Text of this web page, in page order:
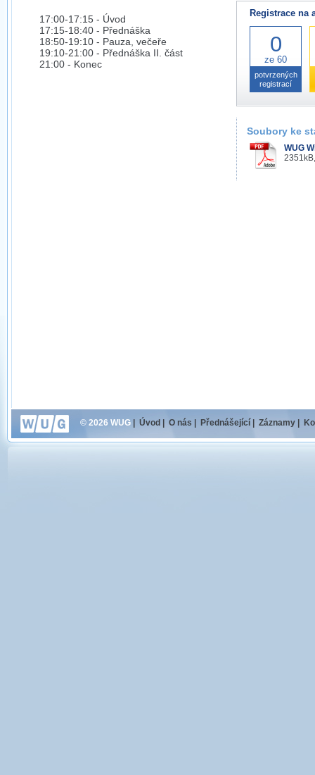
17:00-17:15 - Úvod
17:15-18:40 - Přednáška
18:50-19:10 - Pauza, večeře
19:10-21:00 - Přednáška II. část
21:00 - Konec
Registrace na
0
ze 60
potvrzených
registrací
Soubory ke
WUG
© 2026 WUG Úvod O nás Přednášející Záznamy